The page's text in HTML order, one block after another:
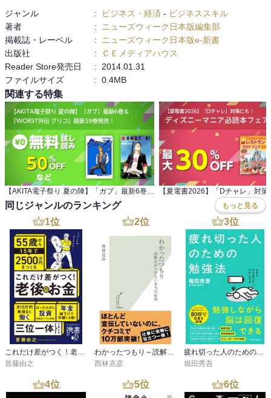
ジャンル : ビジネス・経済 - ビジネススキル
著者
:
ニューズウィーク日本版編集部
掲載誌・レーベル
:
ニューズウィーク日本版e-新書
出版社
:
ＣＥメディアハウス
Reader Store発売日
:
2014.01.31
ファイルサイズ
: 0.4MB
関連する特集
【AKITA電子祭り 夏の陣】「ガブ」最新6巻＆ 「WORST外伝 グリコ」最新39巻発売！
同じジャンルのランキング もっと見る
1位
これだけ差がつく！老後のお金 55歳から15年で2500万円をつくる
首藤由之
2位
わかったつもり～読解力がつかない本当の原因～
西林克彦
3位
疲れ切った人のための勉強法
堀田秀吾
4位 5位 6位